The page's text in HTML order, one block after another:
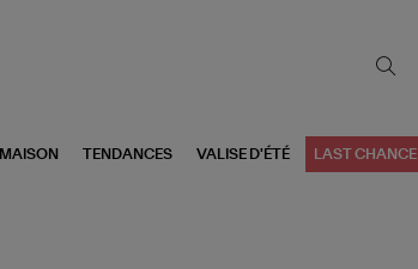
MAISON TENDANCES VALISE D'ÉTÉ LAST CHANCE